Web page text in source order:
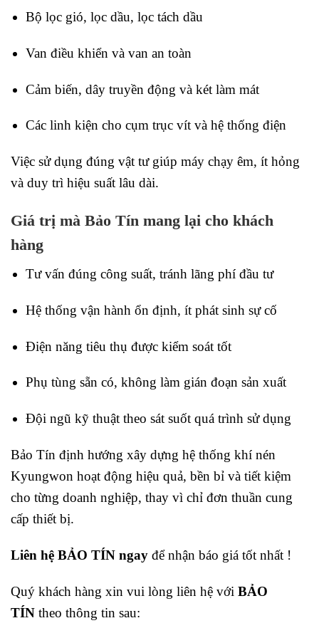
Bộ lọc gió, lọc dầu, lọc tách dầu
Van điều khiển và van an toàn
Cảm biến, dây truyền động và két làm mát
Các linh kiện cho cụm trục vít và hệ thống điện
Việc sử dụng đúng vật tư giúp máy chạy êm, ít hỏng
và duy trì hiệu suất lâu dài.
Giá trị mà Bảo Tín mang lại cho khách
hàng
Tư vấn đúng công suất, tránh lãng phí đầu tư
Hệ thống vận hành ổn định, ít phát sinh sự cố
Điện năng tiêu thụ được kiểm soát tốt
Phụ tùng sẵn có, không làm gián đoạn sản xuất
Đội ngũ kỹ thuật theo sát suốt quá trình sử dụng
Bảo Tín định hướng xây dựng hệ thống khí nén
Kyungwon hoạt động hiệu quả, bền bỉ và tiết kiệm
cho từng doanh nghiệp, thay vì chỉ đơn thuần cung
cấp thiết bị.
Liên hệ BẢO TÍN ngay để nhận báo giá tốt nhất !
Quý khách hàng xin vui lòng liên hệ với BẢO
TÍN theo thông tin sau: